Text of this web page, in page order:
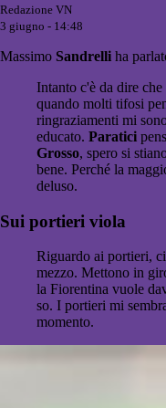
Redazione VN
3 giugno - 14:48
Massimo Sandrelli ha
Intanto c'è da dire che
quando molti tifosi
ringraziamenti mi
educato. Paratici
Grosso, spero si
bene. Perché la
deluso.
Sui portieri viola
Riguardo ai portieri,
mezzo. Mettono in
la Fiorentina vuole
so. I portieri mi
momento.